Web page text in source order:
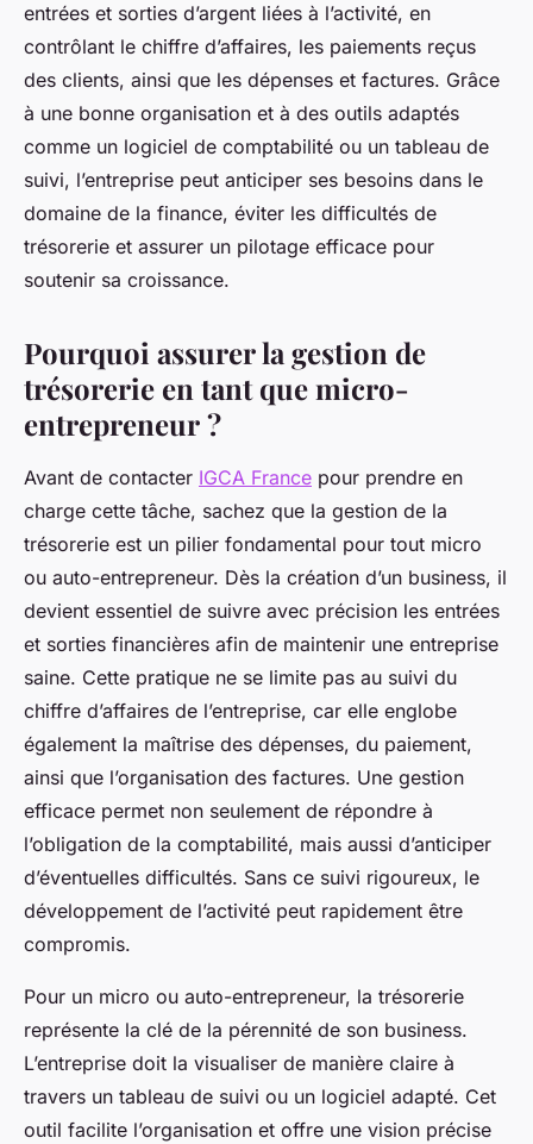
entrées et sorties d’argent liées à l’activité, en
contrôlant le chiffre d’affaires, les paiements reçus
des clients, ainsi que les dépenses et factures. Grâce
à une bonne organisation et à des outils adaptés
comme un logiciel de comptabilité ou un tableau de
suivi, l’entreprise peut anticiper ses besoins dans le
domaine de la finance, éviter les difficultés de
trésorerie et assurer un pilotage efficace pour
soutenir sa croissance.
Pourquoi assurer la gestion de
trésorerie en tant que micro-
entrepreneur ?
Avant de contacter IGCA France pour prendre en
charge cette tâche, sachez que la gestion de la
trésorerie est un pilier fondamental pour tout micro
ou auto-entrepreneur. Dès la création d’un business, il
devient essentiel de suivre avec précision les entrées
et sorties financières afin de maintenir une entreprise
saine. Cette pratique ne se limite pas au suivi du
chiffre d’affaires de l’entreprise, car elle englobe
également la maîtrise des dépenses, du paiement,
ainsi que l’organisation des factures. Une gestion
efficace permet non seulement de répondre à
l’obligation de la comptabilité, mais aussi d’anticiper
d’éventuelles difficultés. Sans ce suivi rigoureux, le
développement de l’activité peut rapidement être
compromis.
Pour un micro ou auto-entrepreneur, la trésorerie
représente la clé de la pérennité de son business.
L’entreprise doit la visualiser de manière claire à
travers un tableau de suivi ou un logiciel adapté. Cet
outil facilite l’organisation et offre une vision précise